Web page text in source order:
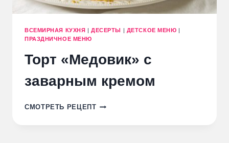
ВСЕМИРНАЯ КУХНЯ |ДЕСЕРТЫ | ДЕТСКОЕ МЕНЮ |
ПРАЗДНИЧНОЕ МЕНЮ
Торт «Медовик» с
заварным кремом
СМОТРЕТЬ РЕЦЕПТТОРТ